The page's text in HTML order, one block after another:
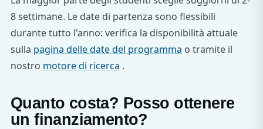
8 settimane. Le date di partenza sono flessibili
durante tutto l'anno: verifica la disponibilità attuale
sulla pagina delle date del programma o tramite il
nostro motore di ricerca .
Quanto costa? Posso ottenere
un finanziamento?